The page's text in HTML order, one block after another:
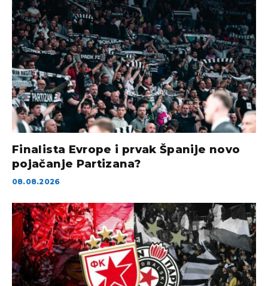
Finalista Evrope i prvak Španije novo
pojačanje Partizana?
08.08.2026